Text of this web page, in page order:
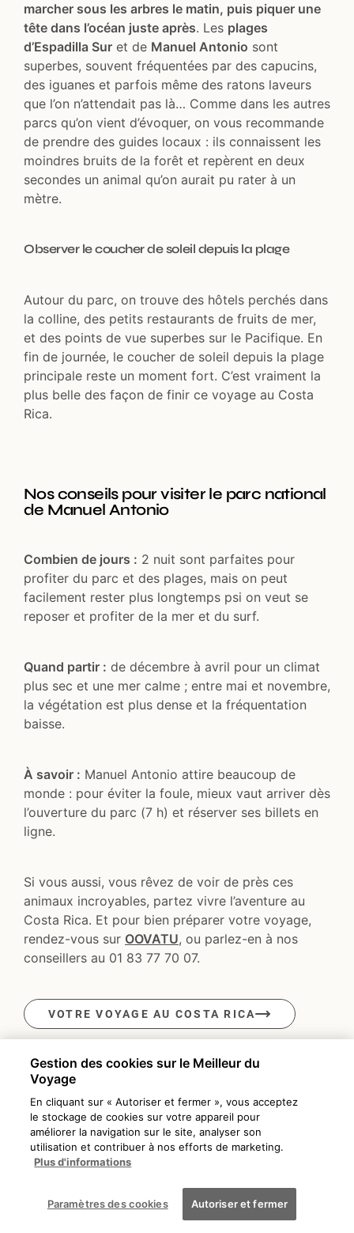
marcher sous les arbres le matin, puis piquer une
tête dans l’océan juste après. Les plages
d’Espadilla Sur et de Manuel Antonio sont
superbes, souvent fréquentées par des capucins,
des iguanes et parfois même des ratons laveurs
que l’on n’attendait pas là… Comme dans les autres
parcs qu’on vient d’évoquer, on vous recommande
de prendre des guides locaux : ils connaissent les
moindres bruits de la forêt et repèrent en deux
secondes un animal qu’on aurait pu rater à un
mètre.
Observer le coucher de soleil depuis la plage
Autour du parc, on trouve des hôtels perchés dans
la colline, des petits restaurants de fruits de mer,
et des points de vue superbes sur le Pacifique. En
fin de journée, le coucher de soleil depuis la plage
principale reste un moment fort. C’est vraiment la
plus belle des façon de finir ce voyage au Costa
Rica.
Nos conseils pour visiter le parc national
de Manuel Antonio
Combien de jours : 2 nuit sont parfaites pour
profiter du parc et des plages, mais on peut
facilement rester plus longtemps psi on veut se
reposer et profiter de la mer et du surf.
Quand partir : de décembre à avril pour un climat
plus sec et une mer calme ; entre mai et novembre,
la végétation est plus dense et la fréquentation
baisse.
À savoir : Manuel Antonio attire beaucoup de
monde : pour éviter la foule, mieux vaut arriver dès
l’ouverture du parc (7 h) et réserver ses billets en
ligne.
Si vous aussi, vous rêvez de voir de près ces
animaux incroyables, partez vivre l’aventure au
Costa Rica. Et pour bien préparer votre voyage,
rendez-vous sur OOVATU, ou parlez-en à nos
conseillers au 01 83 77 70 07.
VOTRE VOYAGE AU COSTA RICA
L'AUTEUR
Gestion des cookies sur le Meilleur du
Voyage
En cliquant sur « Autoriser et fermer », vous acceptez
le stockage de cookies sur votre appareil pour
améliorer la navigation sur le site, analyser son
utilisation et contribuer à nos efforts de marketing.
Plus d'informations
Paramètres des cookies Autoriser et fermer